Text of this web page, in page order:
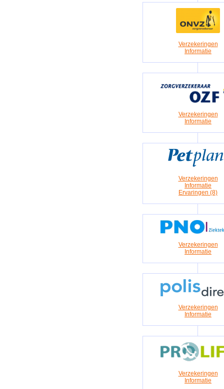
Verzekeringen
Informatie
Verzekeringen
Informatie
Verzekeringen
Informatie
Ervaringen (8)
Verzekeringen
Informatie
Verzekeringen
Informatie
Verzekeringen
Informatie